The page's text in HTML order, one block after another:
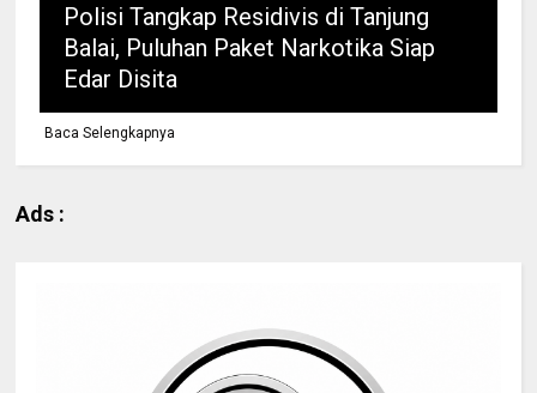
Polisi Tangkap Residivis di Tanjung
Balai, Puluhan Paket Narkotika Siap
Edar Disita
Baca Selengkapnya
Ads :